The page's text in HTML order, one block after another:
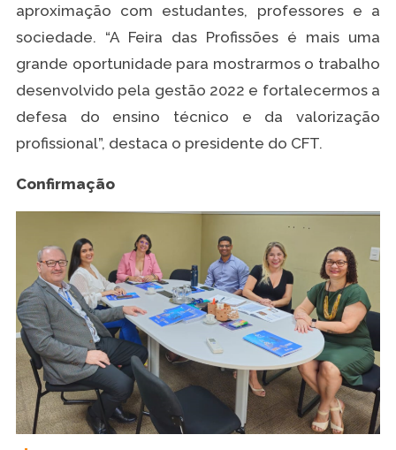
aproximação com estudantes, professores e a
sociedade. “A Feira das Profissões é mais uma
grande oportunidade para mostrarmos o trabalho
desenvolvido pela gestão 2022 e fortalecermos a
defesa do ensino técnico e da valorização
profissional”, destaca o presidente do CFT.
Confirmação